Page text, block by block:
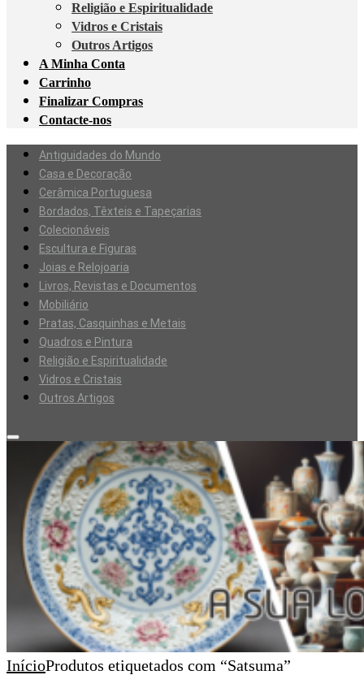
Religião e Espiritualidade
Vidros e Cristais
Outros Artigos
A Minha Conta
Carrinho
Finalizar Compras
Contacte-nos
Antiguidades do Mundo
Casa e Decoração
Cerâmica Portuguesa
Bordados, Têxteis e Tapeçarias
Colecionáveis
Escultura e Figuras
Joias e Relojoaria
Livros, Revistas e Documentos
Mobiliário
Pratas, Casquinhas e Metais
Quadros e Pintura
Religião e Espiritualidade
Vidros e Cristais
Outros Artigos
InícioProdutos etiquetados com “Satsuma”